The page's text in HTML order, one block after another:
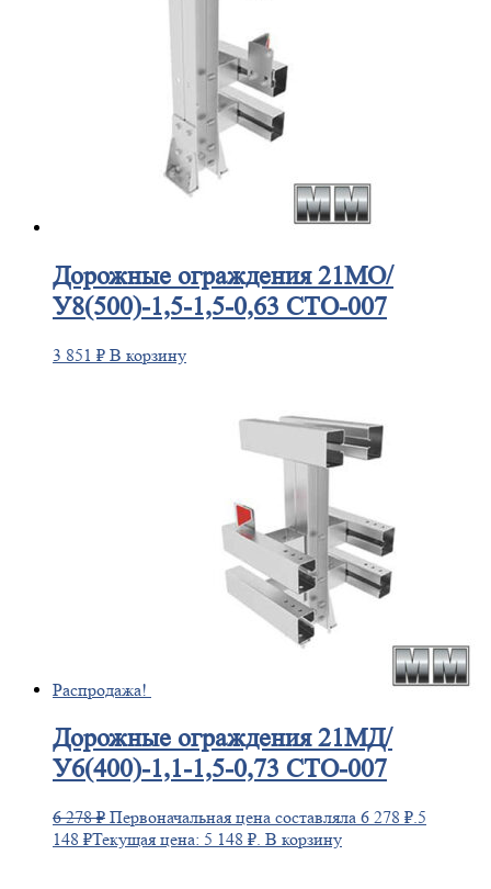
Дорожные ограждения 21МО/
У8(500)-1,5-1,5-0,63 СТО-007
3 851 ₽ В корзину
Распродажа!
Дорожные ограждения 21МД/
У6(400)-1,1-1,5-0,73 СТО-007
6 278₽ Первоначальная цена составляла 6 278 ₽.5
148 ₽Текущая цена: 5 148 ₽. В корзину